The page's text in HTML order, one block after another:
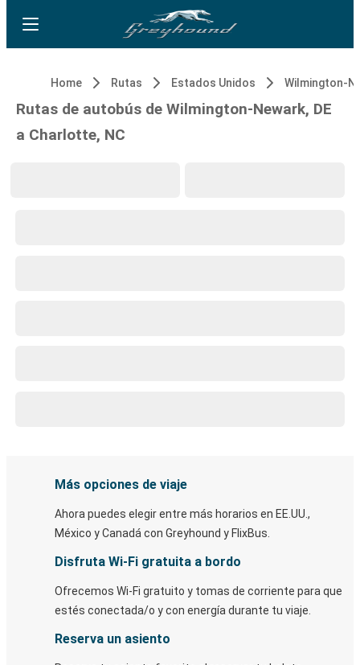
Home Rutas Estados Unidos Wilmington-
Rutas de autobús de Wilmington-Newark, DE
a Charlotte, NC
Más opciones de viaje
Ahora puedes elegir entre más horarios en EE.UU.,
México y Canadá con Greyhound y FlixBus.
Disfruta Wi-Fi gratuita a bordo
Ofrecemos Wi-Fi gratuito y tomas de corriente para que
estés conectada/o y con energía durante tu viaje.
Reserva un asiento